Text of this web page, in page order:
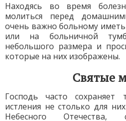
Находясь во время
молиться перед
очень важно больному иметь
или на больничной
небольшого размера и
которые на них изображены.
Святые
Господь часто сохраняет
истления не столько для
Небесного